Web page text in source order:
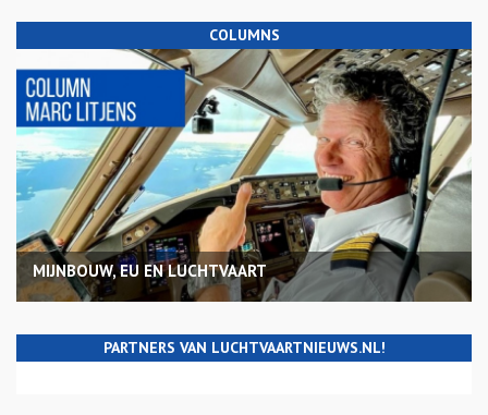
COLUMNS
MIJNBOUW, EU EN LUCHTVAART
PARTNERS VAN LUCHTVAARTNIEUWS.NL!